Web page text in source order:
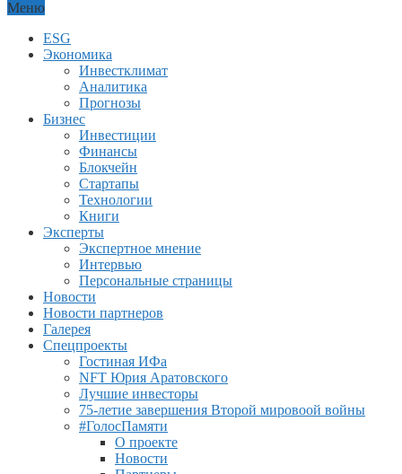
Меню
ESG
Экономика
Инвестклимат
Аналитика
Прогнозы
Бизнес
Инвестиции
Финансы
Блокчейн
Стартапы
Технологии
Книги
Эксперты
Экспертное мнение
Интервью
Персональные страницы
Новости
Новости партнеров
Галерея
Спецпроекты
Гостиная ИФа
NFT Юрия Аратовского
Лучшие инвесторы
75-летие завершения Второй мировоой войны
#ГолосПамяти
О проекте
Новости